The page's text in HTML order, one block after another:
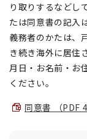
り取りするなどし
たは同意書の記入
義務者のかたは、
き続き海外に居住
月日・お名前・お
ください。
同意書 （PDF